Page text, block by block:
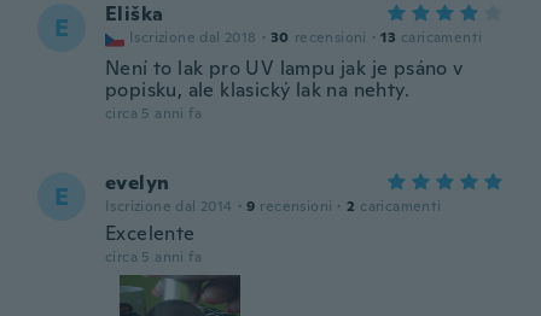
E Eliška
Iscrizione dal 2018 · 30 recensioni · 13 caricamenti
Není to lak pro UV lampu jak je psáno v
popisku, ale klasický lak na nehty.
circa 5 anni fa
E evelyn
Iscrizione dal 2014 · 9 recensioni · 2 caricamenti
Excelente
circa 5 anni fa